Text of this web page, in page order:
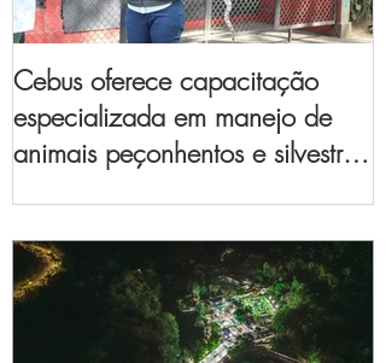
Cebus oferece capacitação
especializada em manejo de
animais peçonhentos e silvestres